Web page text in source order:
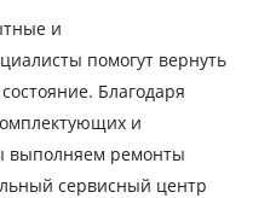
и
помогут вернуть
Благодаря
и
выполняем ремонты
сервисный центр